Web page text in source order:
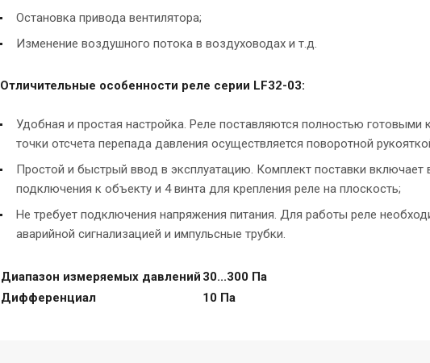
Остановка привода вентилятора;
Изменение воздушного потока в воздуховодах и т.д.
Отличительные особенности реле серии LF32-03:
Удобная и простая настройка. Реле поставляются полностью готовыми
точки отсчета перепада давления осуществляется поворотной
Простой и быстрый ввод в эксплуатацию. Комплект поставки включает
подключения к объекту и 4 винта для крепления реле на плоскость;
Не требует подключения напряжения питания. Для работы реле
аварийной сигнализацией и импульсные трубки.
Диапазон измеряемых давлений 30...300 Па
Дифференциал
10 Па